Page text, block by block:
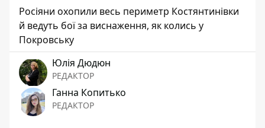
Росіяни охопили весь периметр Костянтинівки
й ведуть бої за виснаження, як колись у
Покровську
Юлія Дюдюн
РЕДАКТОР
Ганна Копитько
РЕДАКТОР